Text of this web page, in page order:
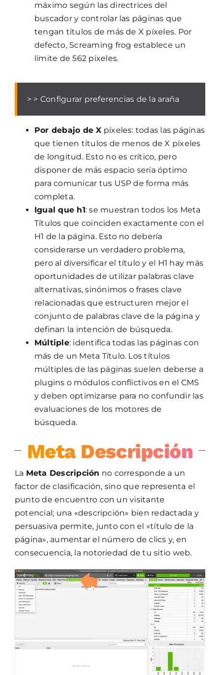
máximo según las directrices del
buscador y controlar las páginas que
tengan títulos de más de X píxeles. Por
defecto, Screaming frog establece un
límite de 562 píxeles.
> > Configurar preferencias de la araña
Por debajo de X píxeles: todas las páginas
que tienen títulos de menos de X píxeles
de longitud. Esto no es crítico, pero
disponer de más espacio sería óptimo
para comunicar tus USP de forma más
completa.
Igual que h1: se muestran todos los Meta
Títulos que coinciden exactamente con el
H1 de la página. Esto no debería
considerarse un verdadero problema,
pero al diversificar el título y el H1 hay más
oportunidades de utilizar palabras clave
alternativas, sinónimos o frases clave
relacionadas que estructuren mejor el
conjunto de palabras clave de la página y
definan la intención de búsqueda.
Múltiple: identifica todas las páginas con
más de un Meta Título. Los títulos
múltiples de las páginas suelen deberse a
plugins o módulos conflictivos en el CMS
y deben optimizarse para no confundir las
evaluaciones de los motores de
búsqueda.
Meta Descripción
La Meta Descripción no corresponde a un
factor de clasificación, sino que representa el
punto de encuentro con un visitante
potencial; una «descripción» bien redactada y
persuasiva permite, junto con el «título de la
página», aumentar el número de clics y, en
consecuencia, la notoriedad de tu sitio web.